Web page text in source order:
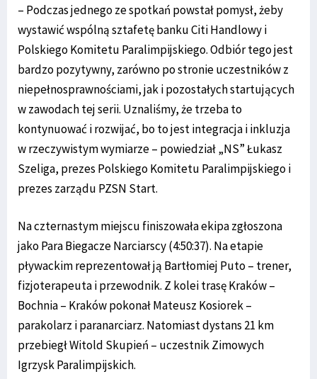
– Podczas jednego ze spotkań powstał pomysł, żeby
wystawić wspólną sztafetę banku Citi Handlowy i
Polskiego Komitetu Paralimpijskiego. Odbiór tego jest
bardzo pozytywny, zarówno po stronie uczestników z
niepełnosprawnościami, jak i pozostałych startujących
w zawodach tej serii. Uznaliśmy, że trzeba to
kontynuować i rozwijać, bo to jest integracja i inkluzja
w rzeczywistym wymiarze – powiedział „NS” Łukasz
Szeliga, prezes Polskiego Komitetu Paralimpijskiego i
prezes zarządu PZSN Start.
Na czternastym miejscu finiszowała ekipa zgłoszona
jako Para Biegacze Narciarscy (4:50:37). Na etapie
pływackim reprezentował ją Bartłomiej Puto – trener,
fizjoterapeuta i przewodnik. Z kolei trasę Kraków –
Bochnia – Kraków pokonał Mateusz Kosiorek –
parakolarz i paranarciarz. Natomiast dystans 21 km
przebiegł Witold Skupień – uczestnik Zimowych
Igrzysk Paralimpijskich.